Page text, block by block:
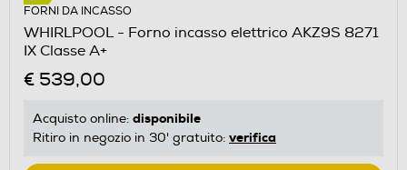
FORNI DA INCASSO
WHIRLPOOL - Forno incasso elettrico AKZ9S 8271
IX Classe A+
€ 539,00
Acquisto online: disponibile
Ritiro in negozio in 30' gratuito: verifica